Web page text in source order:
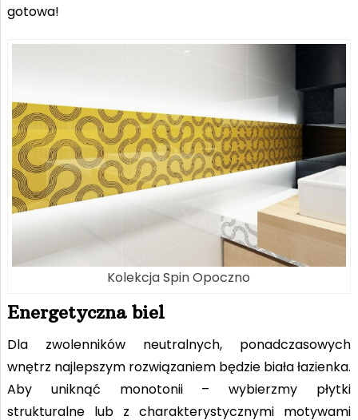
gotowa!
Kolekcja Spin Opoczno
Energetyczna biel
Dla zwolenników neutralnych, ponadczasowych
wnętrz najlepszym rozwiązaniem będzie biała łazienka.
Aby uniknąć monotonii – wybierzmy płytki
strukturalne lub z charakterystycznymi motywami